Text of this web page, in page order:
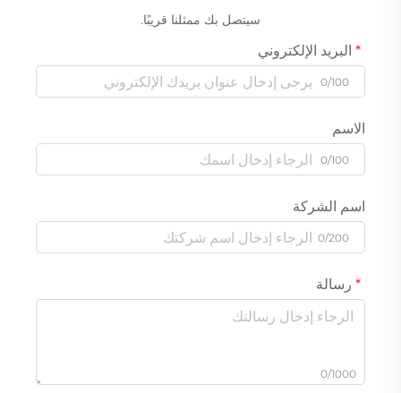
سيتصل بك ممثلنا قريبًا.
البريد الإلكتروني
0/100
الاسم
0/100
اسم الشركة
0/200
رسالة
0/1000